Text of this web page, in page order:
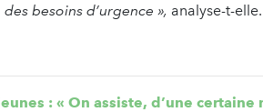
besoins d’urgence », analyse-t-elle.
: « On assiste, d’une certaine